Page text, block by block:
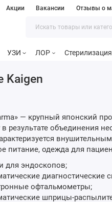
Акции Вакансии Отзывы о
УЗИ ЛОР
Kaigen
— крупный японский
в результате объединения
питание, одежда для
для эндоскопов;
диагностические
офтальмометры;
шприцы-